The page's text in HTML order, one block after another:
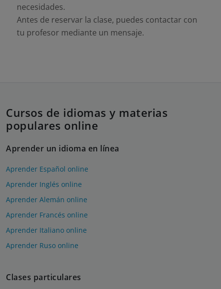
necesidades.
Antes de reservar la clase, puedes contactar con
tu profesor mediante un mensaje.
Cursos de idiomas y materias
populares online
Aprender un idioma en línea
Aprender Español online
Aprender Inglés online
Aprender Alemán online
Aprender Francés online
Aprender Italiano online
Aprender Ruso online
Clases particulares